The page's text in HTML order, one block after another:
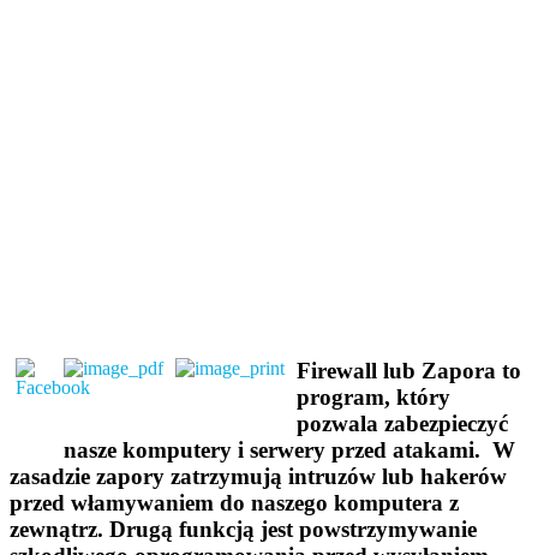
Firewall lub Zapora to
program, który
pozwala zabezpieczyć
nasze komputery i serwery przed atakami. W
zasadzie zapory zatrzymują intruzów lub hakerów
przed włamywaniem do naszego komputera z
zewnątrz. Drugą funkcją jest powstrzymywanie